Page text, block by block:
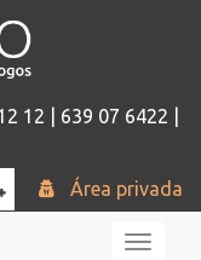
12 | 639 07 6422 |
Área privada